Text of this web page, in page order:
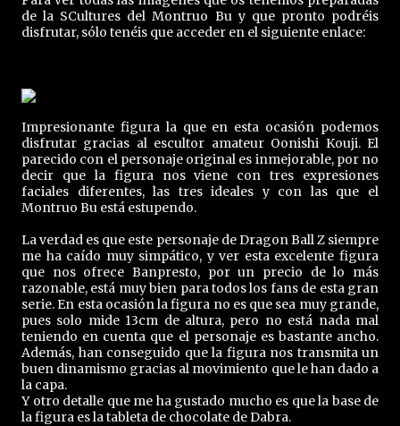
de la SCultures del Montruo Bu y que pronto podréis
disfrutar, sólo tenéis que acceder en el siguiente enlace:
Impresionante figura la que en esta ocasión podemos
disfrutar gracias al escultor amateur Oonishi Kouji. El
parecido con el personaje original es inmejorable, por no
decir que la figura nos viene con tres expresiones
faciales diferentes, las tres ideales y con las que el
Montruo Bu está estupendo.
La verdad es que este personaje de Dragon Ball Z siempre
me ha caído muy simpático, y ver esta excelente figura
que nos ofrece Banpresto, por un precio de lo más
razonable, está muy bien para todos los fans de esta gran
serie. En esta ocasión la figura no es que sea muy grande,
pues solo mide 13cm de altura, pero no está nada mal
teniendo en cuenta que el personaje es bastante ancho.
Además, han conseguido que la figura nos transmita un
buen dinamismo gracias al movimiento que le han dado a
la capa.
Y otro detalle que me ha gustado mucho es que la base de
la figura es la tableta de chocolate de Dabra.